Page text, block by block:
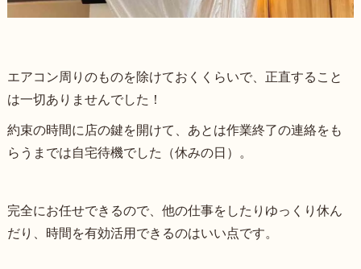
エアコン周りのものを除けておくくらいで、正直すること
は一切ありませんでした！
約束の時間に店の鍵を開けて、あとは作業終了の連絡をも
らうまでは自宅待機でした（休みの日）。
完全にお任せできるので、他の仕事をしたりゆっくり休ん
だり、時間を有効活用できるのはいい点です。